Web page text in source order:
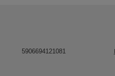
5906694121081